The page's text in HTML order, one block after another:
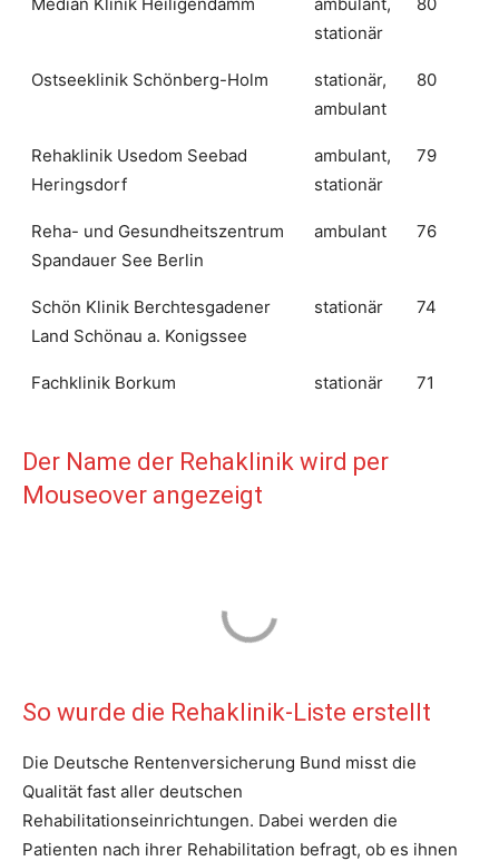
stationär
Ostseeklinik Schönberg-Holm
stationär,
ambulant
80
Rehaklinik Usedom Seebad
Heringsdorf
ambulant,
stationär
79
Reha- und Gesundheitszentrum
Spandauer See Berlin
ambulant 76
Schön Klinik Berchtesgadener
Land Schönau a. Konigssee
stationär 74
Fachklinik Borkum stationär 71
Der Name der Rehaklinik wird per
Mouseover angezeigt
So wurde die Rehaklinik-Liste erstellt
Die Deutsche Rentenversicherung Bund misst die
Qualität fast aller deutschen
Rehabilitationseinrichtungen. Dabei werden die
Patienten nach ihrer Rehabilitation befragt, ob es ihnen